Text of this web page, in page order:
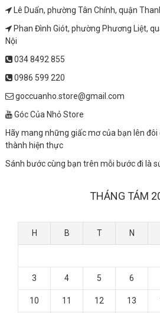
Lê Duẩn, phường Tân Chính, quận
Phan Đình Giót, phường Phương Liệt,
Nội
034 8492 855
0986 599 220
goccuanho.store@gmail.com
Góc Của Nhỏ Store
Hãy mang những giấc mơ của bạn lên
thành hiện thực
Sánh bước cùng bạn trên mỗi bước đi là
THÁNG TÁM
H B T N
3 4 5 6
10 11 12 13